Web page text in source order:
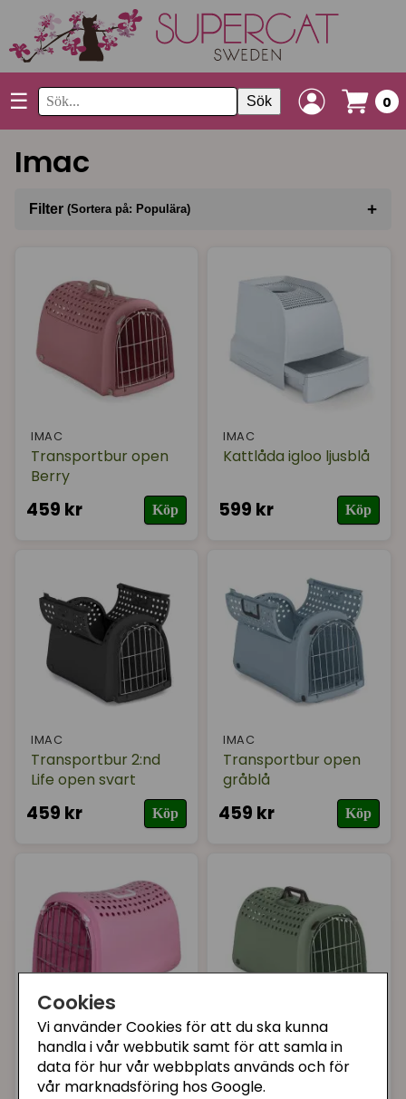
Cookies
Vi använder Cookies för att du ska kunna
handla i vår webbutik samt för att samla in
data för hur vår webbplats används och för
vår marknadsföring hos Google.
☰ Sök 0
Imac
Filter (Sortera på: Populära) +
IMAC
Transportbur open
Berry
459 kr Köp
IMAC
Kattlåda igloo ljusblå
599 kr Köp
IMAC
Transportbur 2:nd
Life open svart
459 kr Köp
IMAC
Transportbur open
gråblå
459 kr Köp
IMAC
Transportbur rosa
IMAC
Transportbur 2nd
Life Grön